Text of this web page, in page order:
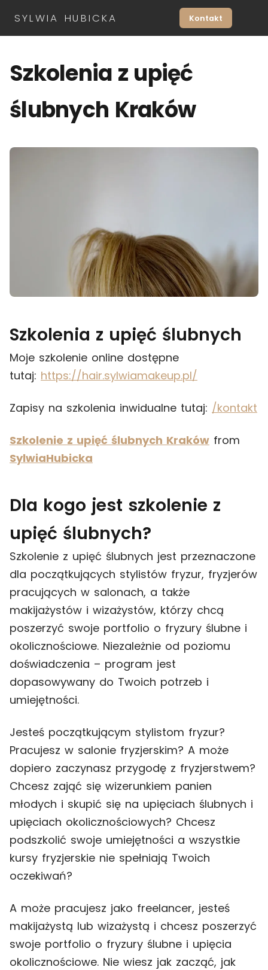
SYLWIA HUBICKA Kontakt
Szkolenia z upięć
ślubnych Kraków
Szkolenia z upięć ślubnych
Moje szkolenie online dostępne
tutaj: https://hair.sylwiamakeup.pl/
Zapisy na szkolenia inwidualne tutaj: /kontakt
Szkolenie z upięć ślubnych Kraków from
SylwiaHubicka
Dla kogo jest szkolenie z
upięć ślubnych?
Szkolenie z upięć ślubnych jest przeznaczone
dla początkujących stylistów fryzur, fryzjerów
pracujących w salonach, a także
makijażystów i wizażystów, którzy chcą
poszerzyć swoje portfolio o fryzury ślubne i
okolicznościowe. Niezależnie od poziomu
doświadczenia – program jest
dopasowywany do Twoich potrzeb i
umiejętności.
Jesteś początkującym stylistom fryzur?
Pracujesz w salonie fryzjerskim? A może
dopiero zaczynasz przygodę z fryzjerstwem?
Chcesz zająć się wizerunkiem panien
młodych i skupić się na upięciach ślubnych i
upięciach okolicznościowych? Chcesz
podszkolić swoje umiejętności a wszystkie
kursy fryzjerskie nie spełniają Twoich
oczekiwań?
A może pracujesz jako freelancer, jesteś
makijażystą lub wizażystą i chcesz poszerzyć
swoje portfolio o fryzury ślubne i upięcia
okolicznościowe. Nie wiesz jak zacząć, jak